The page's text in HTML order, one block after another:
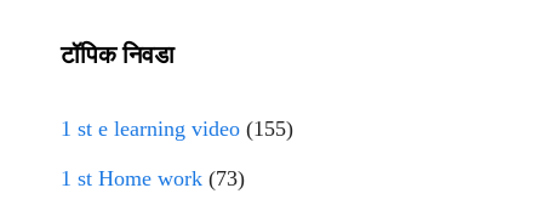
टॉपिक निवडा
1 st e learning video (155)
1 st Home work (73)